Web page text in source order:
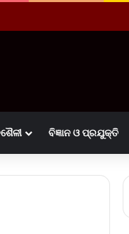
ବିଜ୍ଞାନ ଓ ପ୍ରଯୁକ୍ତି